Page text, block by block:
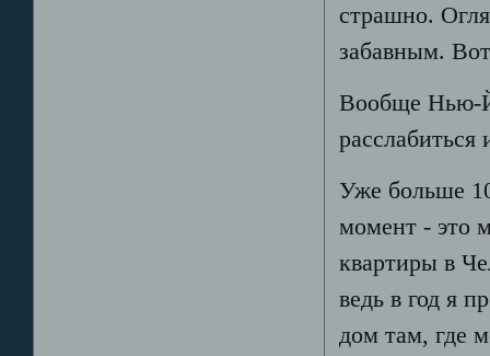
страшно.
забавным.
Вообще Нью-
расслабиться
Уже больше
момент - это
квартиры в
ведь в год я
дом там, где